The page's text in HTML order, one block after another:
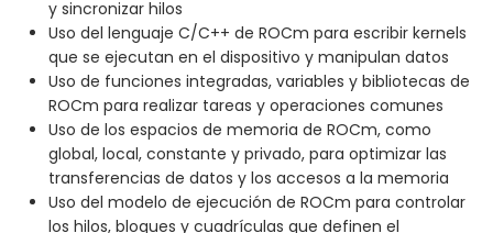
y sincronizar hilos
Uso del lenguaje C/C++ de ROCm para escribir kernels
que se ejecutan en el dispositivo y manipulan datos
Uso de funciones integradas, variables y bibliotecas de
ROCm para realizar tareas y operaciones comunes
Uso de los espacios de memoria de ROCm, como
global, local, constante y privado, para optimizar las
transferencias de datos y los accesos a la memoria
Uso del modelo de ejecución de ROCm para controlar
los hilos, bloques y cuadrículas que definen el